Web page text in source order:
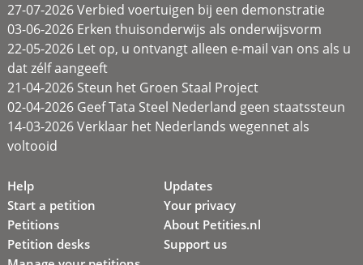
27-07-2026 Verbied voertuigen bij een demonstratie
03-06-2026 Erken thuisonderwijs als onderwijsvorm
22-05-2026 Let op, u ontvangt alleen e-mail van ons als u
dat zélf aangeeft
21-04-2026 Steun het Groen Staal Project
02-04-2026 Geef Tata Steel Nederland geen staatssteun
14-03-2026 Verklaar het Nederlands wegennet als
voltooid
Help
Start a petition
Petitions
Petition desks
Updates
Your privacy
About Petities.nl
Support us